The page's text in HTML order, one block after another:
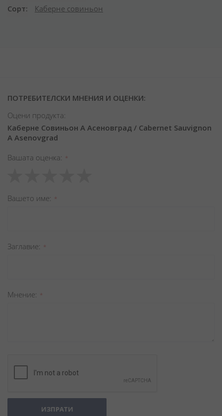
Сорт Каберне совиньон
ПОТРЕБИТЕЛСКИ МНЕНИЯ И ОЦЕНКИ:
Оцени продукта:
Каберне Совиньон А Асеновград / Cabernet Sauvignon
A Asenovgrad
Вашата оценка
star
stars
stars
stars
stars
Вашето име
Заглавиe
Мнение
ИЗПРАТИ